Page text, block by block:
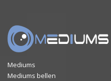
Mediums
Mediums bellen